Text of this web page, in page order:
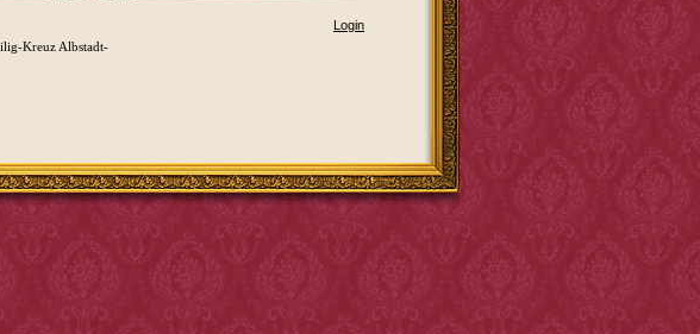
Kreuz Albstadt-
Login